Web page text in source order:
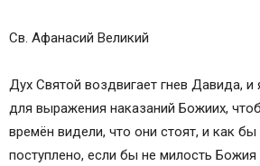
Св. Афанасий Великий
Дух Святой воздвигает гнев Давида,
для выражения наказаний Божиих,
времён видели, что они стоят, и как
поступлено, если бы не милость Божия